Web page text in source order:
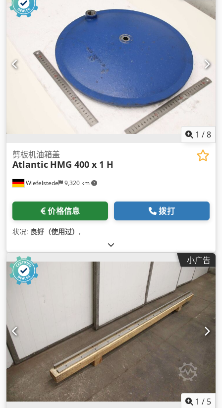
1 /8
Wiefelstede 9,320 km
剪板机油箱盖
Atlantic HMG 400 x 1 H
价格信息 拨打
状况: 良好（使用过） ,
小广告
1 / 5